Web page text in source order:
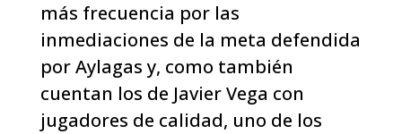
más frecuencia por las
inmediaciones de la meta defendida
por Aylagas y, como también
cuentan los de Javier Vega con
jugadores de calidad, uno de los